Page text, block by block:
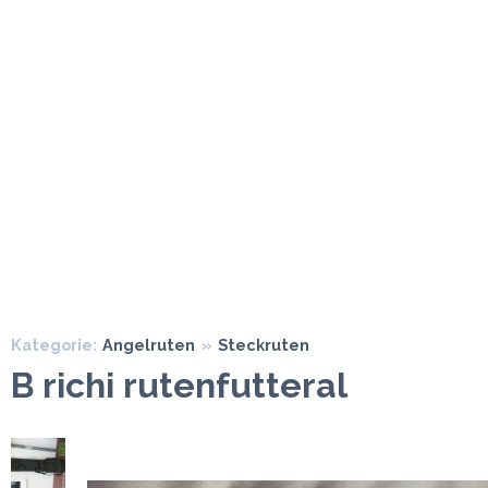
Kategorie: Angelruten » Steckruten
B richi rutenfutteral